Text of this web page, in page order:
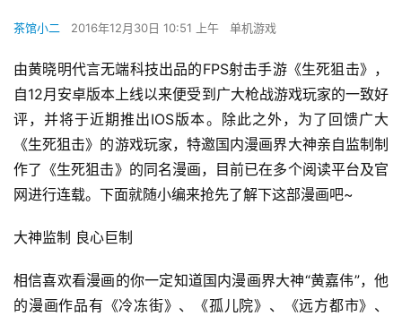
茶馆小二 2016年12月30日 10:51 上午 单机游戏
由黄晓明代言无端科技出品的FPS射击手游《生死狙击》，
自12月安卓版本上线以来便受到广大枪战游戏玩家的一致好
评，并将于近期推出IOS版本。除此之外，为了回馈广大
《生死狙击》的游戏玩家，特邀国内漫画界大神亲自监制制
作了《生死狙击》的同名漫画，目前已在多个阅读平台及官
网进行连载。下面就随小编来抢先了解下这部漫画吧~
大神监制 良心巨制
相信喜欢看漫画的你一定知道国内漫画界大神“黄嘉伟”，他
的漫画作品有《冷冻街》、《孤儿院》、《远方都市》、